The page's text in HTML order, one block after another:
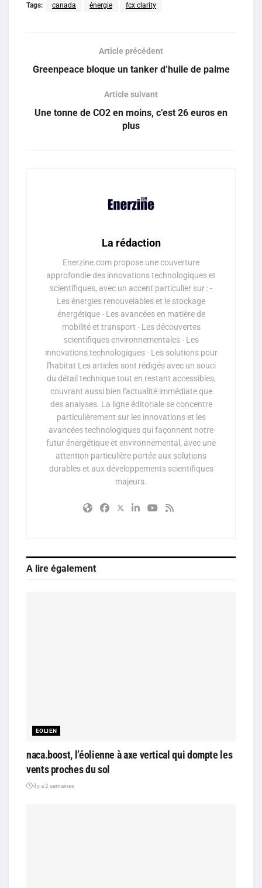
Tags: canada énergie fcx clarity
Article précédent
Greenpeace bloque un tanker d’huile de palme
Article suivant
Une tonne de CO2 en moins, c’est 26 euros en
plus
La rédaction
Enerzine.com propose une couverture
approfondie des innovations technologiques et
scientifiques, avec un accent particulier sur : -
Les énergies renouvelables et le stockage
énergétique - Les avancées en matière de
mobilité et transport - Les découvertes
scientifiques environnementales - Les
innovations technologiques - Les solutions pour
l'habitat Les articles sont rédigés avec un souci
du détail technique tout en restant accessibles,
couvrant aussi bien l'actualité immédiate que
des analyses. La ligne éditoriale se concentre
particulièrement sur les innovations et les
avancées technologiques qui façonnent notre
futur énergétique et environnemental, avec une
attention particulière portée aux solutions
durables et aux développements scientifiques
majeurs.
A lire également
EOLIEN
naca.boost, l’éolienne à axe vertical qui dompte les
vents proches du sol
il y a 2 semaines